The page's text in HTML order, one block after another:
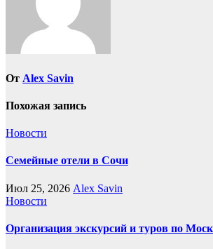
От Alex Savin
Похожая запись
Новости
Семейные отели в Сочи
Июл 25, 2026 Alex Savin
Новости
Организация экскурсий и туров по